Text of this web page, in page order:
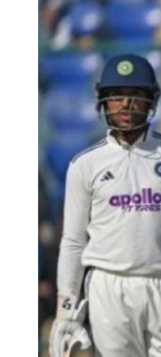
सकता हूं कि अगर मैं
बेहद कठिन एशेज सीरीज
अगर पैट कमिंस बॉर्डर-गावस्कर
फैसला लेते हैं तो फिर उनके IPL
रही है। ऐसे में काव्या मारन
ले सकती हैं।
कमिंस के बाहर होने पर इस
का परमानेंट
IPL 2027 में पैट कमिंस (Pat
SRH के परमानेंट कप्तान के रूप में
ने हालिया सीजन में भी पहले
कारण उपलब्ध नहीं थे। बल्ले से
घरेलू क्रिकेट में भी लीडरशिप
के नाम वापस लेने पर अगले सीजन
ईशान बड़े दावेदार होंगे।